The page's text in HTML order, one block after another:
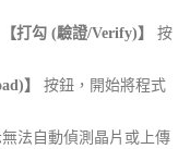
【打勾 (驗證/Verify)】
按
】
按鈕，開始將程式
法自動偵測晶片或上傳